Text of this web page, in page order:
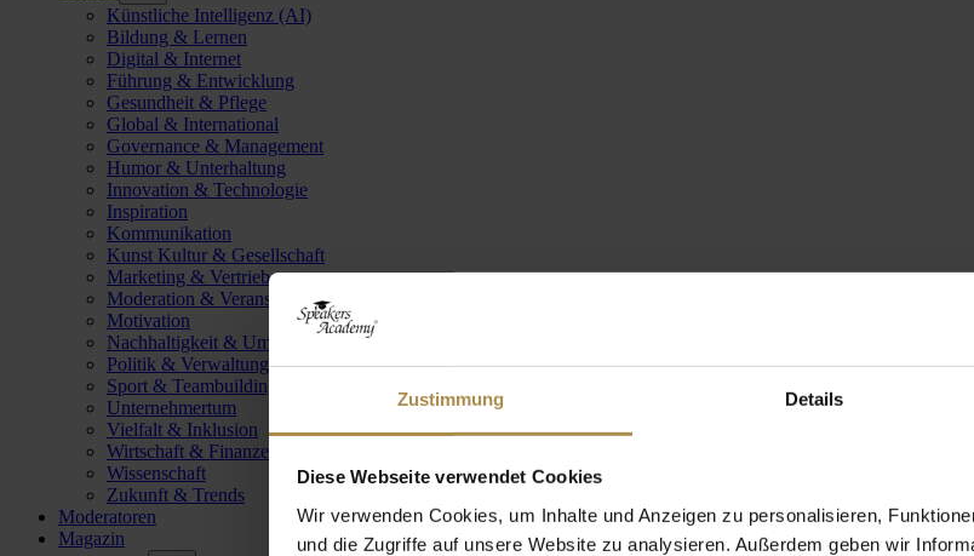
Zustimmung Details
Diese Webseite verwendet Cookies
Wir verwenden Cookies, um Inhalte und Anzeigen zu personalisieren,
und die Zugriffe auf unsere Website zu analysieren. Außerdem geben wir
Künstliche Intelligenz (AI)
Bildung & Lernen
Digital & Internet
Führung & Entwicklung
Gesundheit & Pflege
Global & International
Governance & Management
Humor & Unterhaltung
Innovation & Technologie
Inspiration
Kommunikation
Kunst Kultur & Gesellschaft
Marketing & Vertrieb
Moderation & Veranstaltungsleitung
Motivation
Nachhaltigkeit & Umwelt
Politik & Verwaltung
Sport & Teambuilding
Unternehmertum
Vielfalt & Inklusion
Wirtschaft & Finanzen
Wissenschaft
Zukunft & Trends
Moderatoren
Magazin